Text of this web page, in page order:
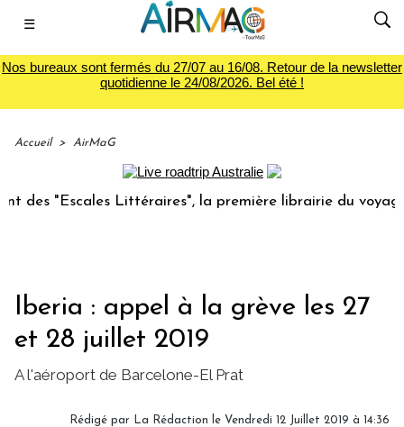
☰
Nos bureaux sont fermés du 27/07 au 16/08. Retour de la newsletter
quotidienne le 24/08/2026. Bel été !
Accueil > AirMaG
"Escales Littéraires", la première librairie du voyage
Iberia : appel à la grève les 27
et 28 juillet 2019
A l'aéroport de Barcelone-El Prat
Rédigé par La Rédaction le Vendredi 12 Juillet 2019 à 14:36